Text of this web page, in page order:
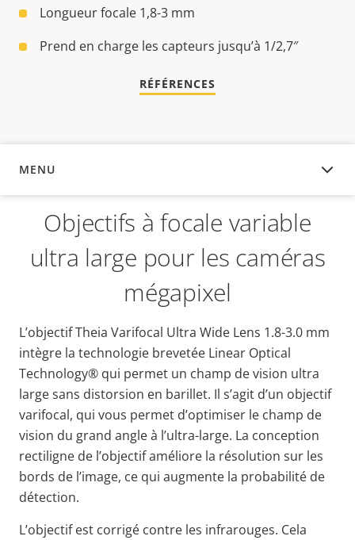
Longueur focale 1,8-3 mm
Prend en charge les capteurs jusqu’à 1/2,7″
RÉFÉRENCES
MENU
APERÇU
Objectifs à focale variable
ultra large pour les caméras
mégapixel
L’objectif Theia Varifocal Ultra Wide Lens 1.8-3.0 mm
intègre la technologie brevetée Linear Optical
Technology® qui permet un champ de vision ultra
large sans distorsion en barillet. Il s’agit d’un objectif
varifocal, qui vous permet d’optimiser le champ de
vision du grand angle à l’ultra-large. La conception
rectiligne de l’objectif améliore la résolution sur les
bords de l’image, ce qui augmente la probabilité de
détection.
L’objectif est corrigé contre les infrarouges. Cela